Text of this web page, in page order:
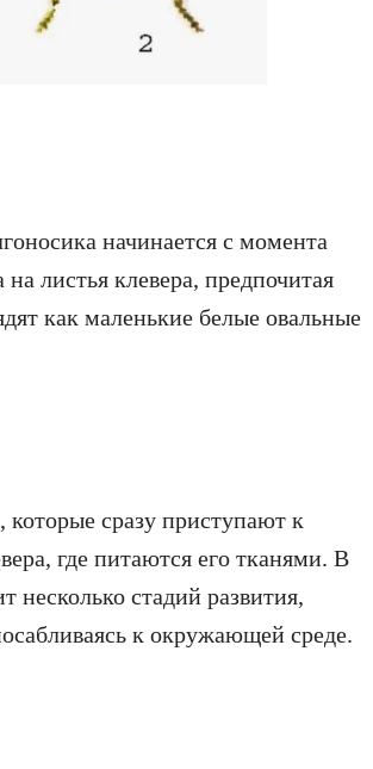
начинается с момента
листья клевера, предпочитая
как маленькие белые овальные
сразу приступают к
где питаются его тканями. В
несколько стадий развития,
к окружающей среде.